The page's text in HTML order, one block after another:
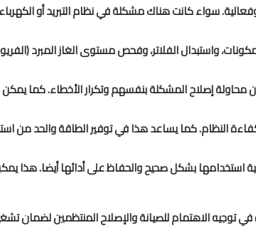
سواء كانت هناك مشكلة في نظام التبريد أو الكهرباء
واستبدال الفلاتر، وفحص مستوى الغاز المبرد
محاولة إصلاح المشكلة بنفسهم وتكرار الأخطاء. كما
النظام. كما يساعد هذا في توفير الطاقة والحد من
استخدامها بشكل صحيح والحفاظ على أدائها أيضا. هذا
توجيه الاهتمام للصيانة والإصلاح المنتظمين لضمان